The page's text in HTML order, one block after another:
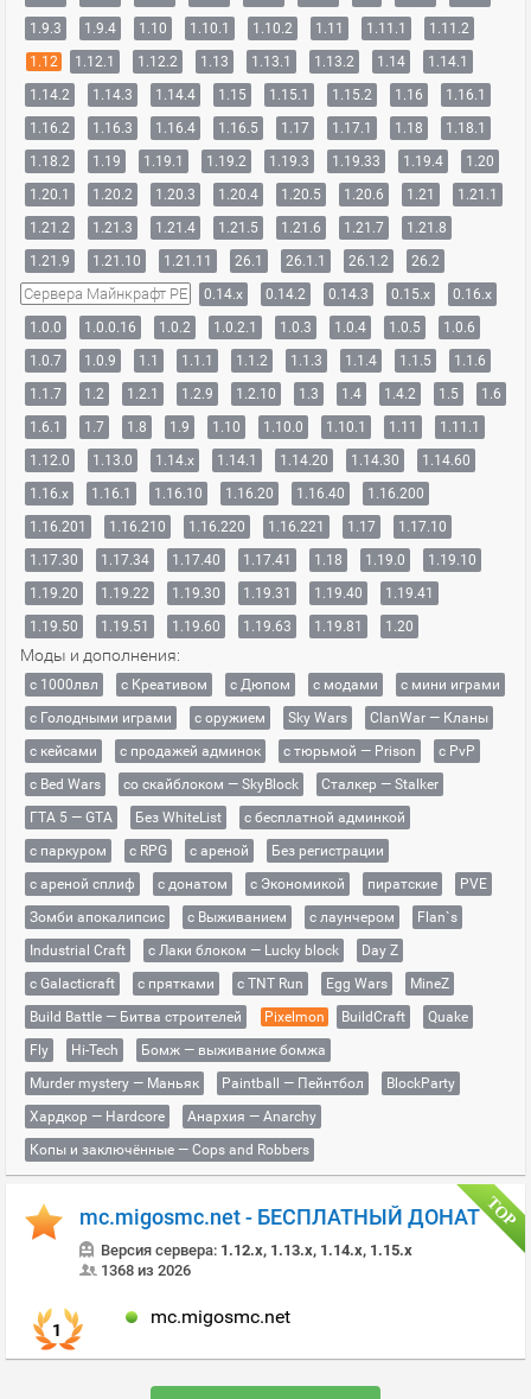
1.9.3
1.9.4 1.10 1.10.1 1.10.2 1.11 1.11.1
1.11.2
1.12
1.12.1 1.12.2 1.13 1.13.1 1.13.2 1.14
1.14.1
1.14.2
1.14.3 1.14.4 1.15 1.15.1 1.15.2 1.16
1.16.1
1.16.2
1.16.3 1.16.4 1.16.5 1.17 1.17.1 1.18
1.18.1
1.18.2
1.19 1.19.1 1.19.2 1.19.3 1.19.33 1.19.4
1.20
1.20.1
1.20.2 1.20.3 1.20.4 1.20.5 1.20.6 1.21
1.21.1
1.21.2
1.21.3 1.21.4 1.21.5 1.21.6 1.21.7
1.21.8
1.21.9
1.21.10 1.21.11 26.1 26.1.1 26.1.2 26.2
Сервера Майнкрафт PE 0.14.x 0.14.2 0.14.3 0.15.x
0.16.x
1.0.0
1.0.0.16 1.0.2 1.0.2.1 1.0.3 1.0.4 1.0.5
1.0.6
1.0.7
1.0.9 1.1 1.1.1 1.1.2 1.1.3 1.1.4 1.1.5
1.1.6
1.1.7
1.2 1.2.1 1.2.9 1.2.10 1.3 1.4 1.4.2 1.5
1.6
1.6.1
1.7 1.8 1.9 1.10 1.10.0 1.10.1 1.11
1.11.1
1.12.0
1.13.0 1.14.x 1.14.1 1.14.20 1.14.30
1.14.60
1.16.x
1.16.1 1.16.10 1.16.20 1.16.40
1.16.200
1.16.201
1.16.210 1.16.220 1.16.221 1.17
1.17.10
1.17.30
1.17.34 1.17.40 1.17.41 1.18 1.19.0
1.19.10
1.19.20
1.19.22 1.19.30 1.19.31 1.19.40
1.19.41
1.19.50
1.19.51 1.19.60 1.19.63 1.19.81 1.20
Моды и дополнения:
с 1000лвл c Креативом с Дюпом с модами
с мини играми
с Голодными играми
с оружием Sky Wars
ClanWar — Кланы
с кейсами
с продажей админок с тюрьмой — Prison
с PvP
с Bed Wars
со скайблоком — SkyBlock
Сталкер — Stalker
ГТА 5 — GTA
Без WhiteList
с бесплатной админкой
с паркуром
с RPG с ареной
Без регистрации
с ареной сплиф
с донатом с Экономикой пиратские
PVE
Зомби апокалипсис
с Выживанием с лаунчером
Flan`s
Industrial Craft
с Лаки блоком — Lucky block
Day Z
с Galacticraft
с прятками с TNT Run Egg Wars
MineZ
Build Battle — Битва строителей
Pixelmon BuildCraft
Quake
Fly
Hi-Tech
Бомж — выживание бомжа
Murder mystery — Маньяк
Paintball — Пейнтбол
BlockParty
Хардкор — Hardcore
Анархия — Anarchy
Копы и заключённые — Cops and Robbers
mc.migosmc.net - БЕСПЛАТНЫЙ ДОНАТ
Версия сервера: 1.12.x, 1.13.x, 1.14.x, 1.15.x
1368 из 2026
1
mc.migosmc.net